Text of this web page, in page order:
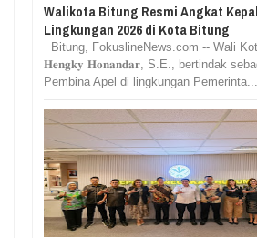
Walikota Bitung Resmi Angkat
Lingkungan 2026 di Kota Bitung
Bitung, FokuslineNews.com -- Wali
𝐇𝐞𝐧𝐠𝐤𝐲 𝐇𝐨𝐧𝐚𝐧𝐝𝐚𝐫, S.E., bertindak
Pembina Apel di lingkungan Pemerinta...